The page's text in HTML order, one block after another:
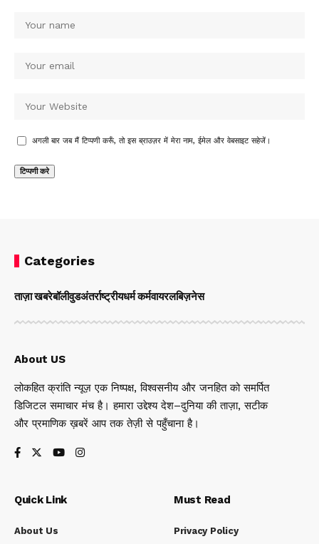
अगली बार जब मैं टिप्पणी करूँ, तो इस ब्राउज़र में मेरा नाम, ईमेल और वेबसाइट सहेजें।
Categories
ताज़ा खबरेबॉलीवुडअंतर्राष्ट्रीयधर्म कर्मवायरलबिज़नेस
About US
लोकहित क्रांति न्यूज़ एक निष्पक्ष, विश्वसनीय और जनहित को समर्पित
डिजिटल समाचार मंच है। हमारा उद्देश्य देश–दुनिया की ताज़ा, सटीक
और प्रमाणिक ख़बरें आप तक तेज़ी से पहुँचाना है।
Quick Link
About Us
Must Read
Privacy Policy